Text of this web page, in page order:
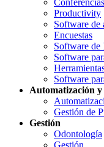
Productivity
Software de
Encuestas
Software de
Software
Software
Automatización
Gestión de
Gestión
Odontología